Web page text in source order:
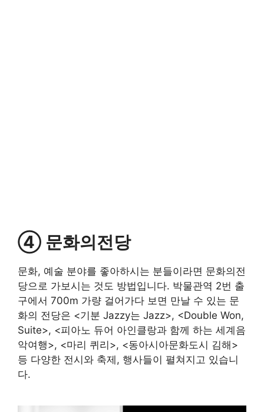
④ 문화의전당
문화, 예술 분야를 좋아하시는 분들이라면 문화의전
당으로 가보시는 것도 방법입니다. 박물관역 2번 출
구에서 700m 가량 걸어가다 보면 만날 수 있는 문
화의 전당은 <기분 Jazzy는 Jazz>, <Double Won,
Suite>, <피아노 듀어 아인클랑과 함께 하는 세계음
악여행>, <마리 퀴리>, <동아시아문화도시 김해>
등 다양한 전시와 축제, 행사들이 펼쳐지고 있습니
다.